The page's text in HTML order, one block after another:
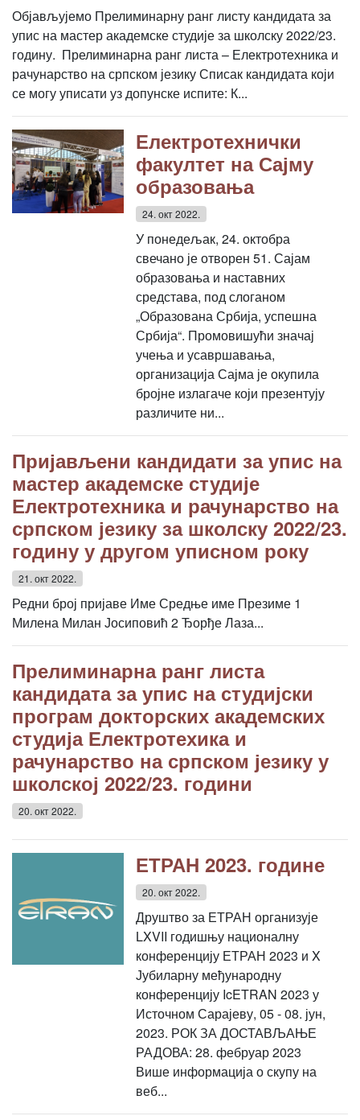
Објављујемо Прелиминарну ранг листу кандидата за
упис на мастер академске студије за школску 2022/23.
годину. Прелиминарна ранг листа – Електротехника и
рачунарство на српском језику Списак кандидата који
се могу уписати уз допунске испите: К...
Електротехнички
факултет на Сајму
образовања
24. окт 2022.
У понедељак, 24. октобра
свечано је отворен 51. Сајам
образовања и наставних
средстава, под слоганом
„Образована Србија, успешна
Србија“. Промовишући значај
учења и усавршавања,
организација Сајма је окупила
бројне излагаче који презентују
различите ни...
Пријављени кандидати за упис на
мастер академске студије
Електротехника и рачунарство на
српском језику за школску 2022/23.
годину у другом уписном року
21. окт 2022.
Редни број пријаве Име Средње име Презиме 1
Милена Милан Јосиповић 2 Ђорђе Лаза...
Прелиминарна ранг листа
кандидата за упис на студијски
програм докторских академских
студија Електротехика и
рачунарство на српском језику у
школској 2022/23. години
20. окт 2022.
ЕТРАН 2023. године
20. окт 2022.
Друштво за ЕТРАН организује
LXVII годишњу националну
конференцију ЕТРАН 2023 и X
Јубиларну међународну
конференцију IcETRAN 2023 у
Источном Сарајеву, 05 - 08. јун,
2023. РОК ЗА ДОСТАВЉАЊЕ
РАДОВА: 28. фебруар 2023
Више информација о скупу на
веб...